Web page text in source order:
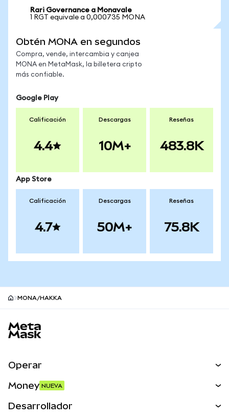
Rari Governance a Monavale
1 RGT equivale a 0,000735 MONA
Obtén MONA en segundos
Compra, vende, intercambia y canjea
MONA en MetaMask, la billetera cripto
más confiable.
Google Play
Calificación
4.4
Descargas
10M+
Reseñas
483.8K
App Store
Calificación
4.7
Descargas
50M+
Reseñas
75.8K
MONA/HAKKA
Operar
Money NUEVA
Desarrollador